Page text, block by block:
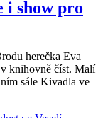
i show pro
herečka Eva
knihovně číst. Malí
sále Kivadla ve